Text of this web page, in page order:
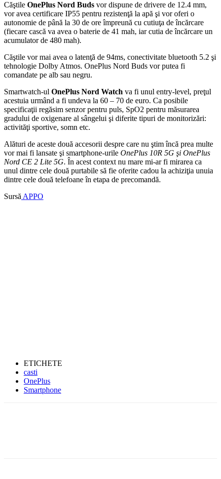
Căştile OnePlus Nord Buds vor dispune de drivere de 12.4 mm,
vor avea certificare IP55 pentru rezistenţă la apă şi vor oferi o
autonomie de până la 30 de ore împreună cu cutiuţa de încărcare
(fiecare cască va avea o baterie de 41 mah, iar cutia de încărcare un
acumulator de 480 mah).
Căştile vor mai avea o latenţă de 94ms, conectivitate bluetooth 5.2 şi
tehnologie Dolby Atmos. OnePlus Nord Buds vor putea fi
comandate pe alb sau negru.
Smartwatch-ul OnePlus Nord Watch va fi unul entry-level, preţul
acestuia urmând a fi undeva la 60 – 70 de euro. Ca posibile
specificaţii regăsim senzor pentru puls, SpO2 pentru măsurarea
gradului de oxigenare al sângelui şi diferite tipuri de monitorizări:
activităţi sportive, somn etc.
Alături de aceste două accesorii despre care nu ştim încă prea multe
vor mai fi lansate şi smartphone-urile OnePlus 10R 5G şi OnePlus
Nord CE 2 Lite 5G. În acest context nu mare mi-ar fi mirarea ca
unul dintre cele două purtabile să fie oferite cadou la achiziţia unuia
dintre cele două telefoane în etapa de precomandă.
Sursă APPO
ETICHETE
casti
OnePlus
Smartphone